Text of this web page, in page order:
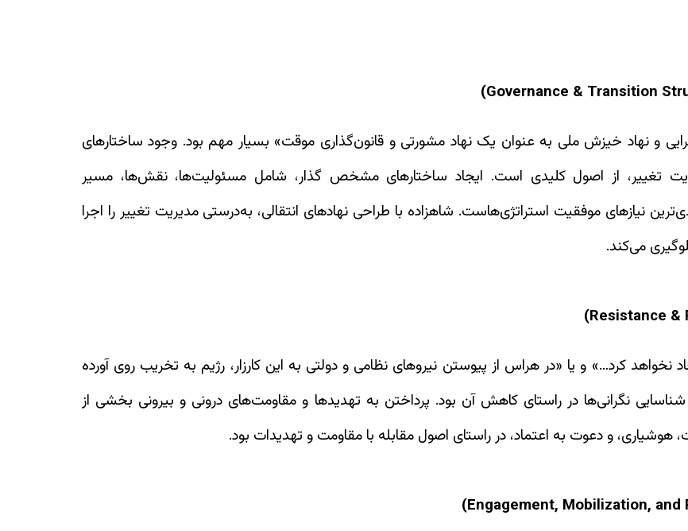
و نهاد خیزش ملی به عنوان یک نهاد مشورتی و قانون‌گذاری موقت» بسیار مهم بود. وجود ساختارهای
از اصول کلیدی است. ایجاد ساختارهای مشخص گذار، شامل مسئولیت‌ها، نقش‌ها، مسیر
نیازهای موفقیت استراتژی‌هاست. شاهزاده با طراحی نهادهای انتقالی، به‌درستی مدیریت تغییر را اجرا
می‌کند.
نخواهد کرد…» و یا «در هراس از پیوستن نیروهای نظامی و دولتی به این کارزار، رژیم به تخریب روی آورده
نگرانی‌ها در راستای کاهش آن بود. پرداختن به تهدیدها و مقاومت‌های درونی و بیرونی بخشی از
و دعوت به اعتماد، در راستای اصول مقابله با مقاومت و تهدیدات بود.